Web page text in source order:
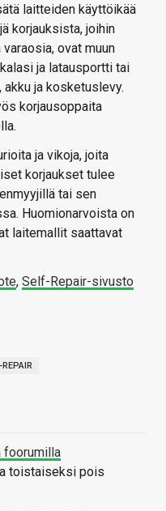
laitteiden käyttöikää
korjauksista, joihin
ovat muun
ja latausportti tai
ja kosketuslevy.
korjausoppaita
ja vikoja, joita
korjaukset tulee
tai sen
Huomionarvoista on
laitemallit saattavat
, Self-Repair-sivusto
REPAIR
foorumilla
toistaiseksi pois